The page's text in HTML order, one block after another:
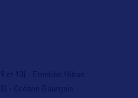
et 10) : Emeline Hibon
: Océane Bourgois